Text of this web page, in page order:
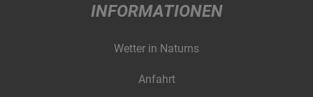
INFORMATIONEN
Wetter in Naturns
Anfahrt